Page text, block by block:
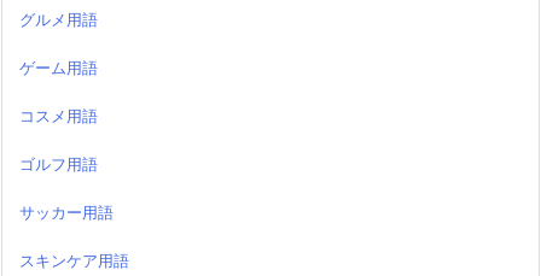
グルメ用語
ゲーム用語
コスメ用語
ゴルフ用語
サッカー用語
スキンケア用語